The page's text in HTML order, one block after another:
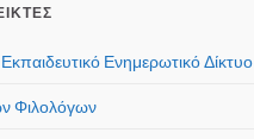
Ενημερωτικό Δίκτυο
Φιλολόγων